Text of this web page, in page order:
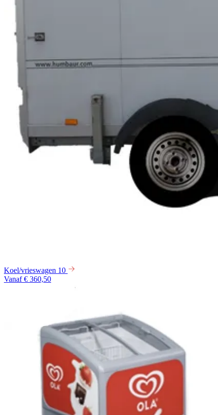
Koel/vrieswagen 10
Vanaf € 360,50